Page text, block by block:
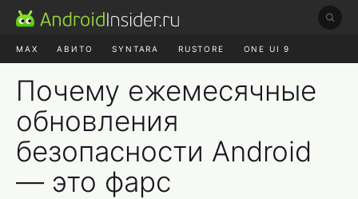
MAX АВИТО SYNTARA RUSTORE ONE UI 9
Почему ежемесячные
обновления
безопасности Android
— это фарс